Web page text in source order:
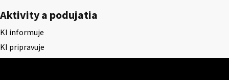
Aktivity a podujatia
KI informuje
KI pripravuje
KI komentuje